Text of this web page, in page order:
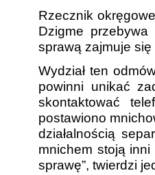
Rzecznik
Dzigme
sprawą zajmuje się
Wydział ten
powinni unikać
skontaktować
postawiono
działalnością
mnichem stoją
sprawę”, twierdzi